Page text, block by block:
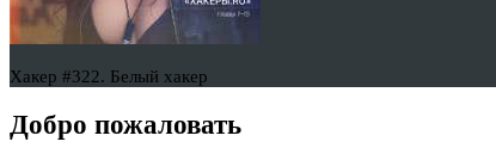
Хакер #322. Белый хакер
Добро пожаловать